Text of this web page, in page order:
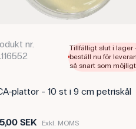
nr.
Tillfälligt slut i lager
beställ nu för
så snart som möjligt
plattor - 10 st i 9 cm petriskål
SEK Exkl. MOMS